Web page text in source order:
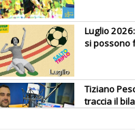
Luglio
si possono
Tiziano
traccia il